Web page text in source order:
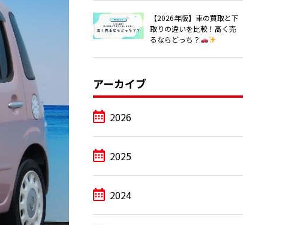
【2026年版】車の買取と下
取りの違いを比較！高く売
るならどっち？
アーカイブ
2026
2025
2024